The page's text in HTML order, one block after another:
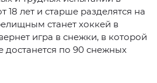
18 лет и старше разделятся на
станет хоккей в
игра в снежки, в которой
по 90 снежных